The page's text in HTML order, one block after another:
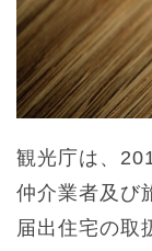
観光庁は、
仲介業者及び
届出住宅の取